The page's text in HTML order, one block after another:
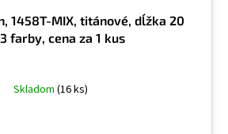
1458T-MIX, titánové, dĺžka 20
farby, cena za 1 kus
Skladom (16 ks)